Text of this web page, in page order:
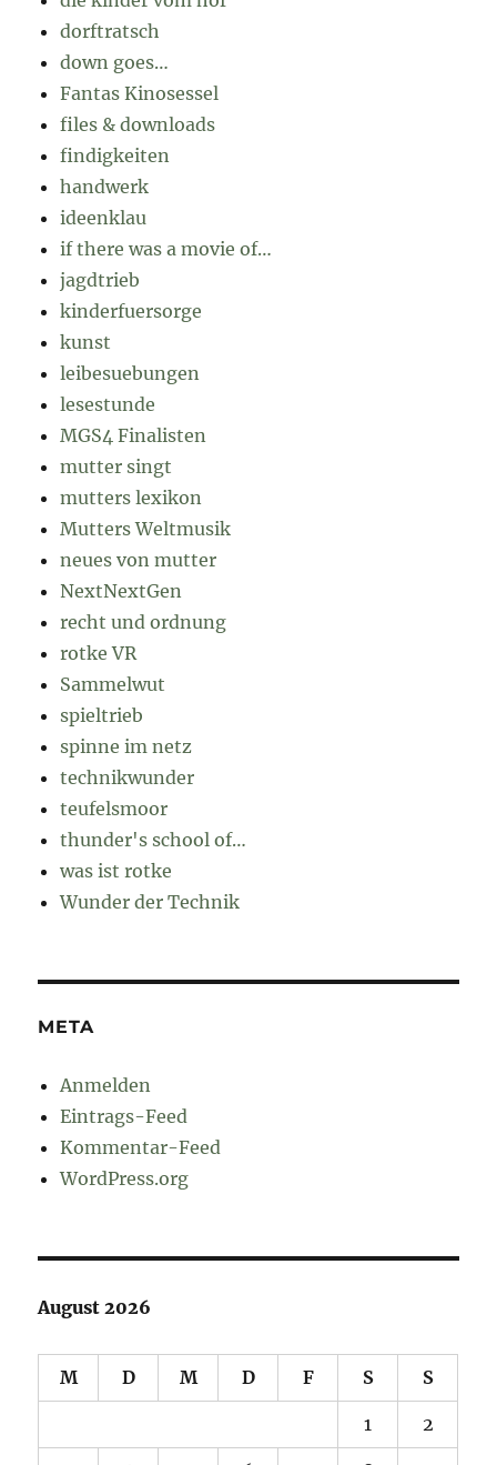
dorftratsch
down goes…
Fantas Kinosessel
files & downloads
findigkeiten
handwerk
ideenklau
if there was a movie of…
jagdtrieb
kinderfuersorge
kunst
leibesuebungen
lesestunde
MGS4 Finalisten
mutter singt
mutters lexikon
Mutters Weltmusik
neues von mutter
NextNextGen
recht und ordnung
rotke VR
Sammelwut
spieltrieb
spinne im netz
technikwunder
teufelsmoor
thunder's school of…
was ist rotke
Wunder der Technik
META
Anmelden
Eintrags-Feed
Kommentar-Feed
WordPress.org
August 2026
M D M D F S S
1 2